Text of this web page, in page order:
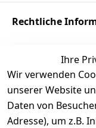
Rechtliche
Ihre
Wir verwenden
unserer Website
Daten von
Adresse), um z.B.